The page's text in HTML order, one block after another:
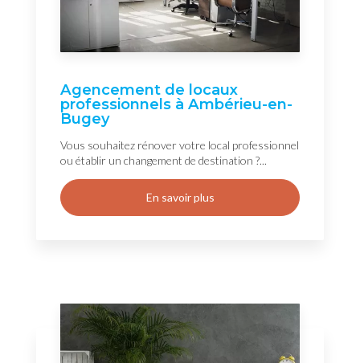
Agencement de locaux
professionnels à Ambérieu-en-
Bugey
Vous souhaitez rénover votre local professionnel
ou établir un changement de destination ?...
En savoir plus